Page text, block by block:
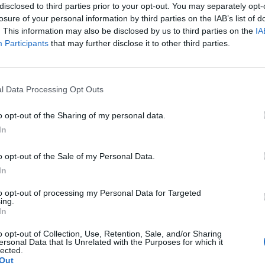
to third parties prior to your opt-out. You may separately
of your personal information by third parties on the IAB’s list of
This information may also be disclosed by us to third parties on the
Participants that may further disclose it to other third parties.
Data Processing Opt Outs
opt-out of the Sharing of my personal data.
opt-out of the Sale of my Personal Data.
opt-out of processing my Personal Data for Targeted
opt-out of Collection, Use, Retention, Sale, and/or Sharing
Data that Is Unrelated with the Purposes for which it
degli esseri di passare dal dentro
dal passato al futuro, dall'Oriente (che il
concretò in «Sutra») all'Occidente, fra le
Rudy Giuliani a Come States?
americana